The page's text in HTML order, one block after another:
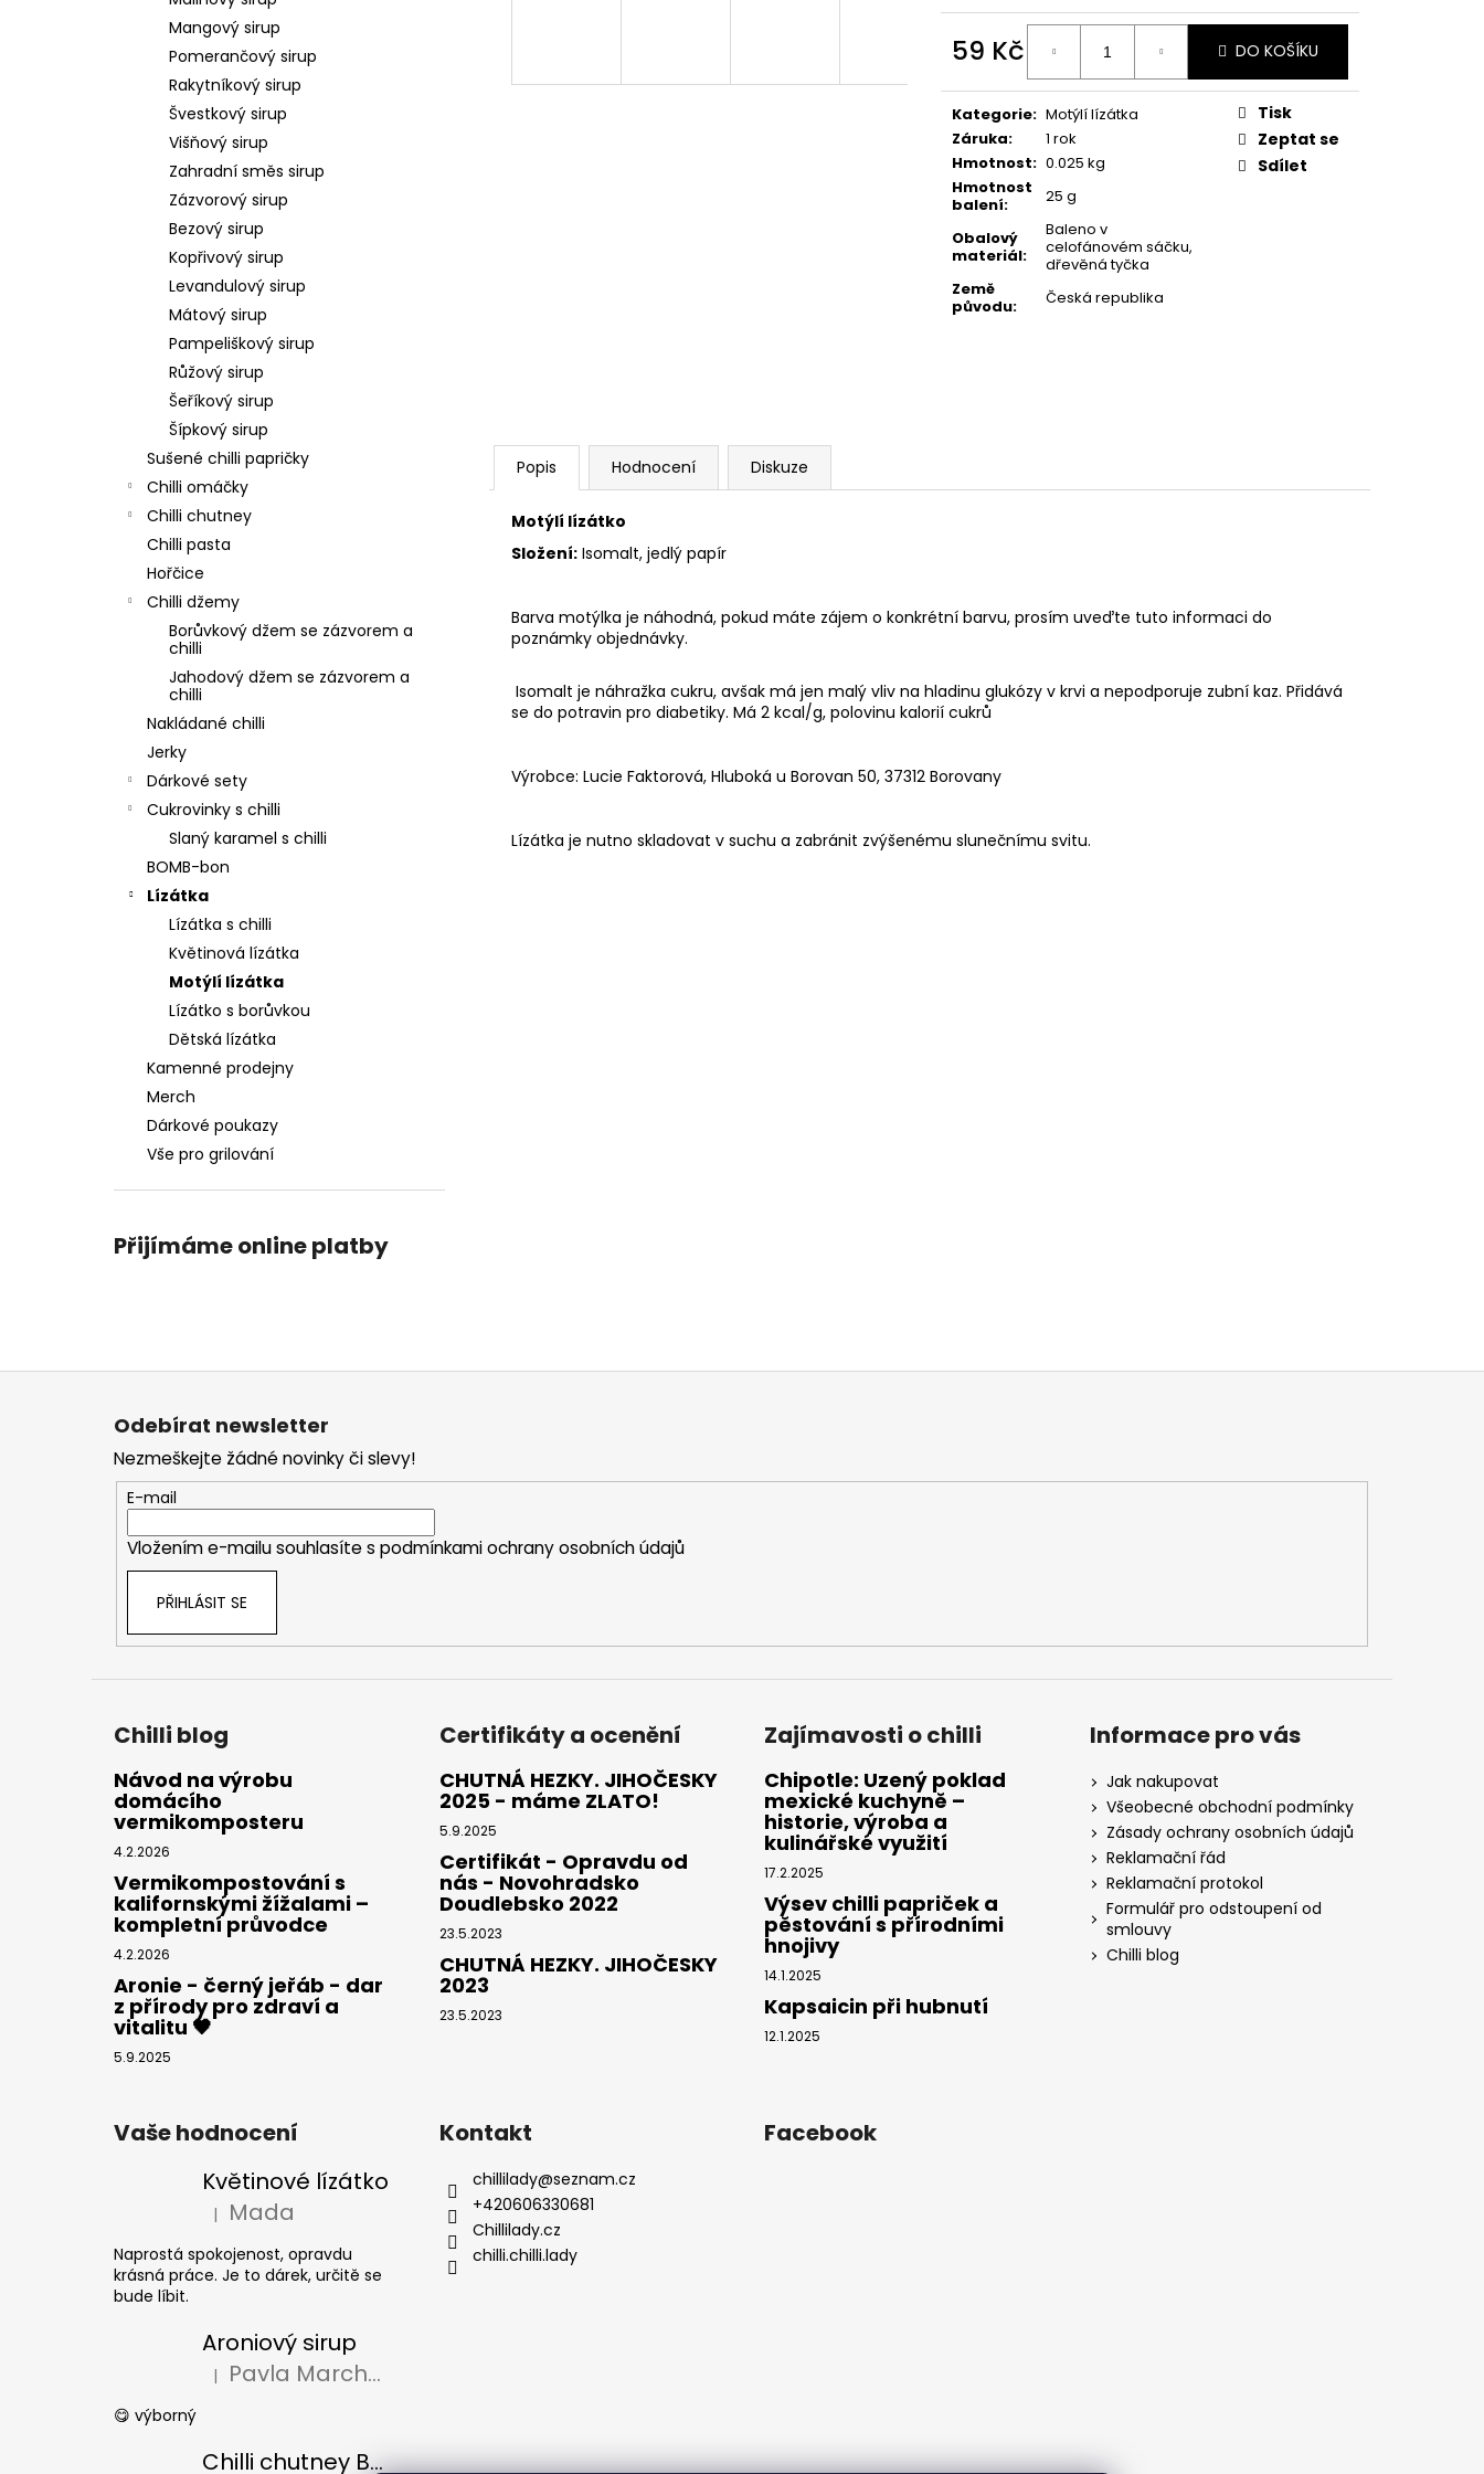
Mangový sirup
Pomerančový sirup
Rakytníkový sirup
Švestkový sirup
Višňový sirup
Zahradní směs sirup
Zázvorový sirup
Bezový sirup
Kopřivový sirup
Levandulový sirup
Mátový sirup
Pampeliškový sirup
Růžový sirup
Šeříkový sirup
Šípkový sirup
Sušené chilli papričky
Chilli omáčky
Chilli chutney
Chilli pasta
Hořčice
Chilli džemy
Borůvkový džem se zázvorem a
chilli
Jahodový džem se zázvorem a
chilli
Nakládané chilli
Jerky
Dárkové sety
Cukrovinky s chilli
Slaný karamel s chilli
BOMB-bon
Lízátka
Lízátka s chilli
Květinová lízátka
Motýlí lízátka
Lízátko s borůvkou
Dětská lízátka
Kamenné prodejny
Merch
Dárkové poukazy
Vše pro grilování
Přijímáme online platby
59 Kč
cena:
DO KOŠÍKU
Kategorie: Motýlí lízátka
Záruka:
1 rok
Hmotnost: 0.025 kg
Hmotnost
balení:
25 g
Obalový
materiál:
Baleno v
celofánovém sáčku,
dřevěná tyčka
Země
původu: Česká republika
Tisk
Zeptat se
Sdílet
Popis Hodnocení Diskuze
Motýlí lízátko
Složení: Isomalt, jedlý papír
Barva motýlka je náhodná, pokud máte zájem o konkrétní barvu, prosím uveďte tuto informaci do
poznámky objednávky.
Isomalt je náhražka cukru, avšak má jen malý vliv na hladinu glukózy v krvi a nepodporuje zubní kaz. Přidává
se do potravin pro diabetiky. Má 2 kcal/g, polovinu kalorií cukrů
Výrobce: Lucie Faktorová, Hluboká u Borovan 50, 37312 Borovany
Lízátka je nutno skladovat v suchu a zabránit zvýšenému slunečnímu svitu.
Z
Odebírat newsletter
Nezmeškejte žádné novinky či slevy!
E-mail
Vložením e-mailu souhlasíte s podmínkami ochrany osobních údajů
PŘIHLÁSIT SE
Chilli blog
Návod na výrobu
domácího
vermikomposteru
4.2.2026
Vermikompostování s
kalifornskými žížalami –
kompletní průvodce
4.2.2026
Aronie - černý jeřáb - dar
z přírody pro zdraví a
vitalitu 🖤
5.9.2025
Certifikáty a ocenění
CHUTNÁ HEZKY. JIHOČESKY
2025 - máme ZLATO!
5.9.2025
Certifikát - Opravdu od
nás - Novohradsko
Doudlebsko 2022
23.5.2023
CHUTNÁ HEZKY. JIHOČESKY
2023
23.5.2023
Zajímavosti o chilli
Chipotle: Uzený poklad
mexické kuchyně –
historie, výroba a
kulinářské využití
17.2.2025
Výsev chilli papriček a
pěstování s přírodními
hnojivy
14.1.2025
Kapsaicin při hubnutí
12.1.2025
Informace pro vás
Jak nakupovat
Všeobecné obchodní podmínky
Zásady ochrany osobních údajů
Reklamační řád
Reklamační protokol
Formulář pro odstoupení od
smlouvy
Chilli blog
Vaše hodnocení
Květinové lízátko
Hodnocení produktu je 5 z 5 hvězdiček.
| Mada
Naprostá spokojenost, opravdu
krásná práce. Je to dárek, určitě se
bude líbit.
Aroniový sirup
Hodnocení produktu je 5 z 5 hvězdiček.
| Pavla Marchalová
😋 výborný
Chilli chutney Borůvka
Kontakt
chillilady@seznam.cz
+420606330681
Chillilady.cz
chilli.chilli.lady
Facebook